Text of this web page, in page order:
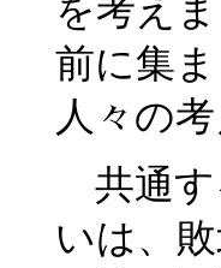
を考え
前に集
人々の
共通す
いは、